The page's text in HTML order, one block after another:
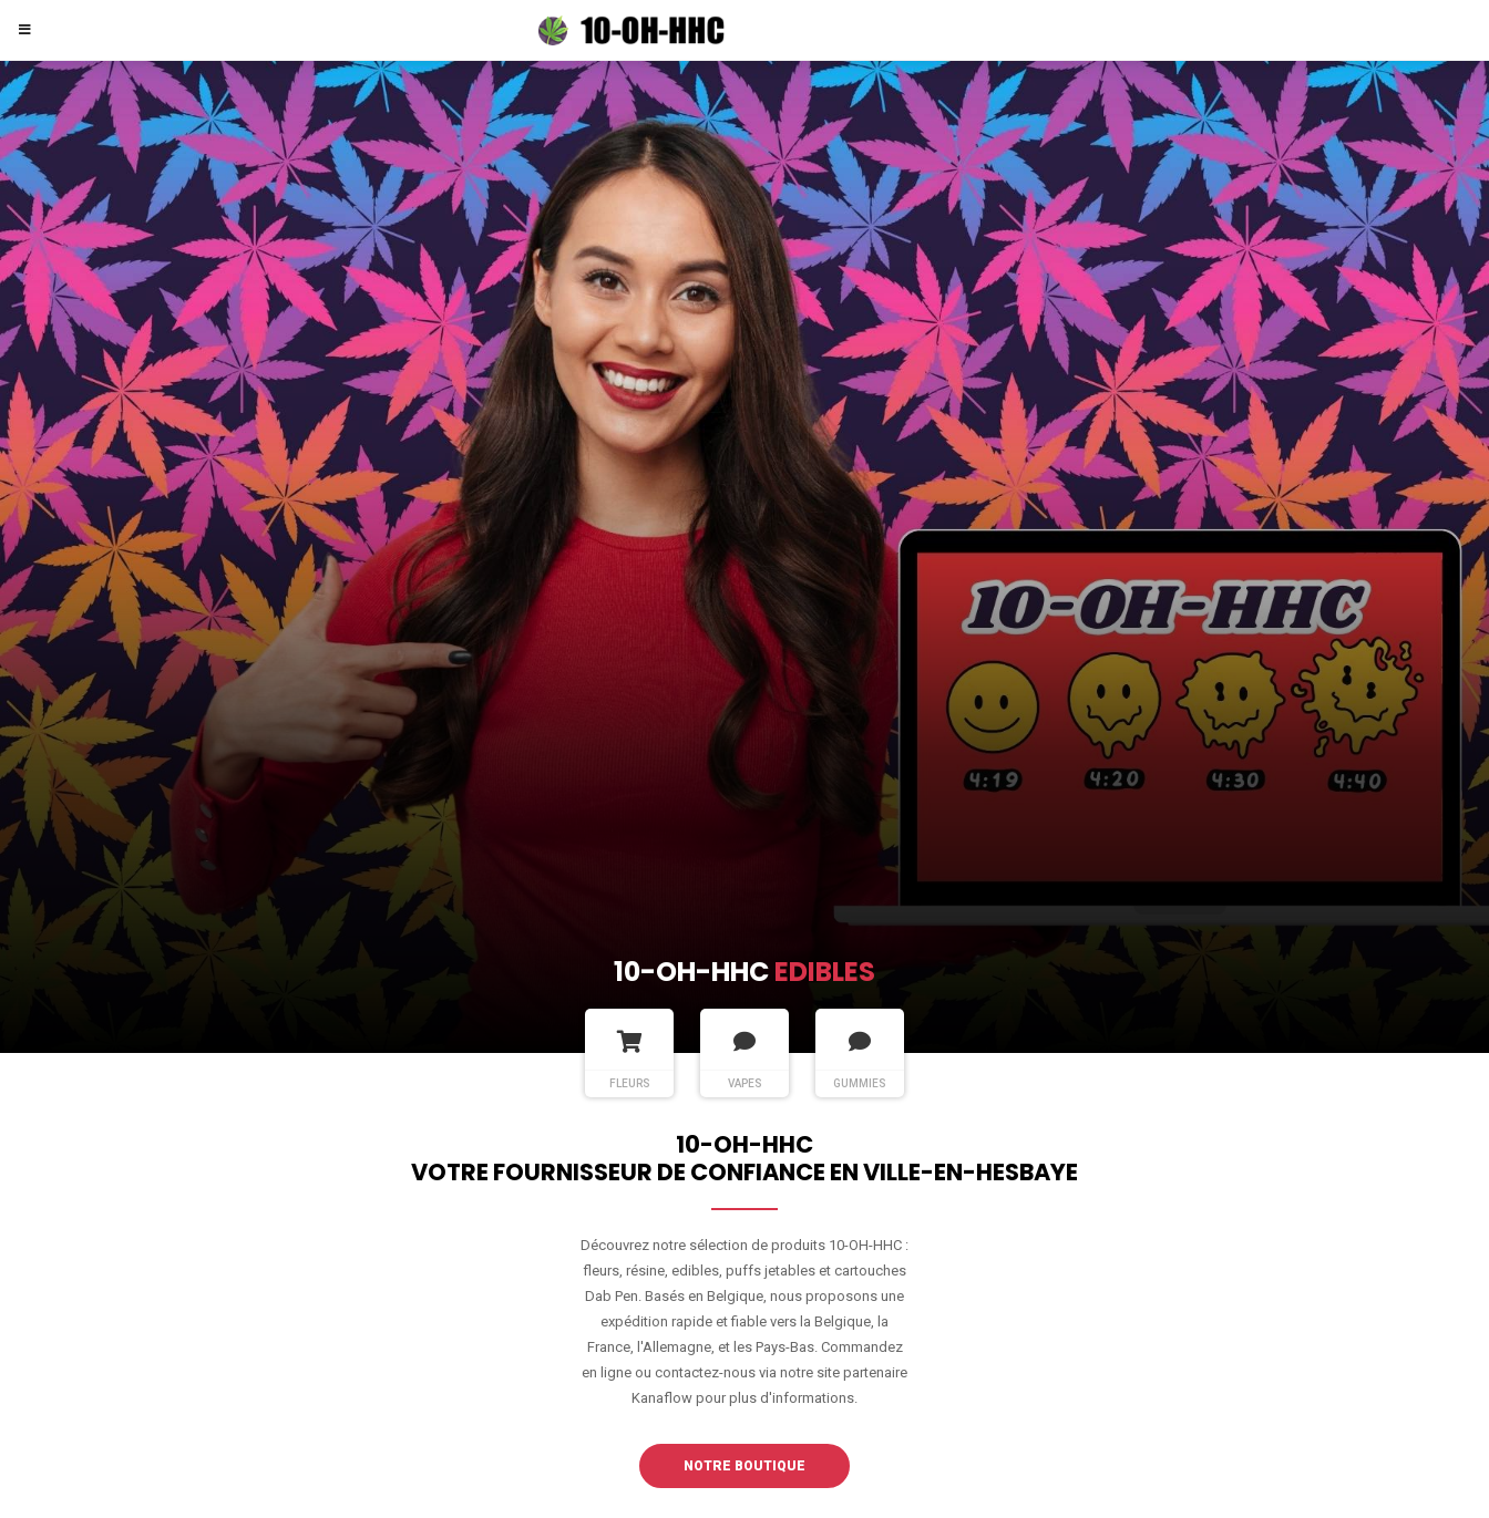
10-OH-HHCEDIBLES
FLEURS VAPES GUMMIES
10-OH-HHC
VOTRE FOURNISSEUR DE CONFIANCE EN VILLE-EN-HESBAYE
Découvrez notre sélection de produits 10-OH-HHC :
fleurs, résine, edibles, puffs jetables et cartouches
Dab Pen. Basés en Belgique, nous proposons une
expédition rapide et fiable vers la Belgique, la
France, l'Allemagne, et les Pays-Bas. Commandez
en ligne ou contactez-nous via notre site partenaire
Kanaflow pour plus d'informations.
NOTRE BOUTIQUE